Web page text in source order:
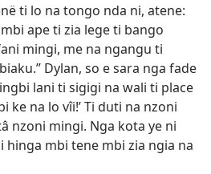
ti lo na tongo nda ni, atene:
ape ti zia lege ti bango
mingi, me na ngangu ti
Dylan, so e sara nga fade
lani ti sigigi na wali ti place
ke na lo vîi!’ Ti duti na nzoni
nzoni mingi. Nga kota ye ni
hinga mbi tene mbi zia ngia na